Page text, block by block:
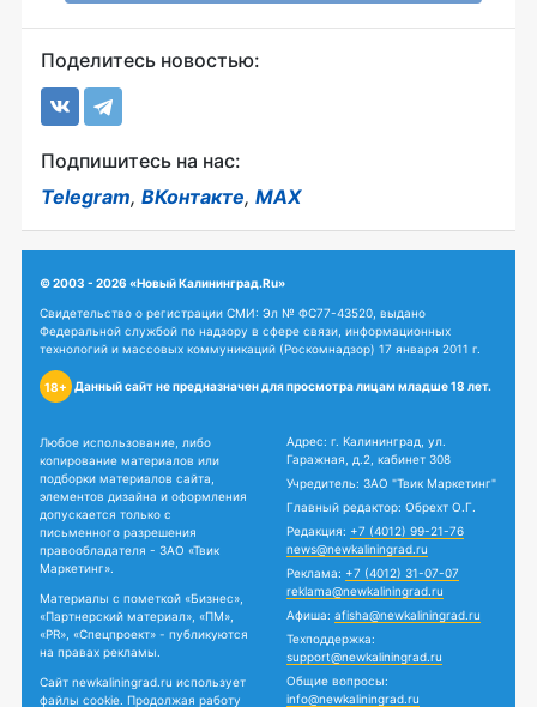
Поделитесь новостью:
Подпишитесь на нас:
Telegram, ВКонтакте, MAX
© 2003 - 2026 «Новый Калининград.Ru»
Свидетельство о регистрации СМИ: Эл № ФС77-43520, выдано
Федеральной службой по надзору в сфере связи, информационных
технологий и массовых коммуникаций (Роскомнадзор) 17 января 2011 г.
18+ Данный сайт не предназначен для просмотра лицам младше 18 лет.
Любое использование, либо
копирование материалов или
подборки материалов сайта,
элементов дизайна и оформления
допускается только с
письменного разрешения
правообладателя - ЗАО «Твик
Маркетинг».
Материалы с пометкой «Бизнес»,
«Партнерский материал», «ПМ»,
«PR», «Спецпроект» - публикуются
на правах рекламы.
Сайт newkaliningrad.ru использует
файлы cookie. Продолжая работу
Адрес: г. Калининград, ул.
Гаражная, д.2, кабинет 308
Учредитель: ЗАО "Твик Маркетинг"
Главный редактор: Обрехт О.Г.
Редакция: +7 (4012) 99-21-76
news@newkaliningrad.ru
Реклама: +7 (4012) 31-07-07
reklama@newkaliningrad.ru
Афиша: afisha@newkaliningrad.ru
Техподдержка:
support@newkaliningrad.ru
Общие вопросы:
info@newkaliningrad.ru